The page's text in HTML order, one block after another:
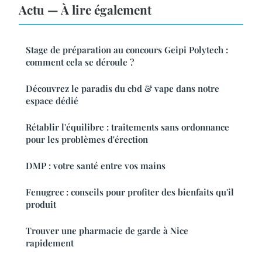
Actu — À lire également
Stage de préparation au concours Geipi Polytech :
comment cela se déroule ?
Découvrez le paradis du cbd & vape dans notre
espace dédié
Rétablir l'équilibre : traitements sans ordonnance
pour les problèmes d'érection
DMP : votre santé entre vos mains
Fenugrec : conseils pour profiter des bienfaits qu'il
produit
Trouver une pharmacie de garde à Nice
rapidement